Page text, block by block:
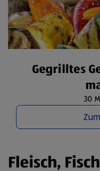
Gegrilltes
30
Fleisch,